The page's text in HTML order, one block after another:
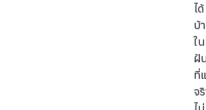
ได้
บ้
ใน
ฝั
ที่
จ